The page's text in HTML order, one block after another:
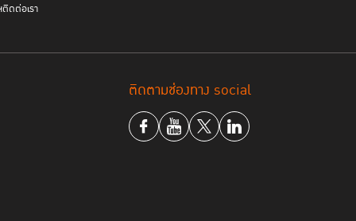
คโนโลยีพระจอมเกล้าเจ้าคุณทหารลาดกระบัง
ชามที่ยังไม่ได้ใช้มีผ้าสะอาดคลุมปิดไว้ การแต่งกาย
นสิ่งที่ลูกค้าประทับใจและกลับมาที่ร้านอีก
ติดต่อเรา
ติดตามช่องทาง social